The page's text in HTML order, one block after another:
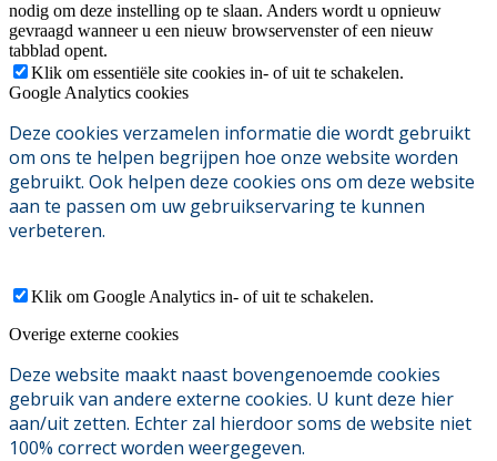
nodig om deze instelling op te slaan. Anders wordt u opnieuw
gevraagd wanneer u een nieuw browservenster of een nieuw
tabblad opent.
Klik om essentiële site cookies in- of uit te schakelen.
Google Analytics cookies
Deze cookies verzamelen informatie die wordt gebruikt
om ons te helpen begrijpen hoe onze website worden
gebruikt. Ook helpen deze cookies ons om deze website
aan te passen om uw gebruikservaring te kunnen
verbeteren.
Klik om Google Analytics in- of uit te schakelen.
Overige externe cookies
Deze website maakt naast bovengenoemde cookies
gebruik van andere externe cookies. U kunt deze hier
aan/uit zetten. Echter zal hierdoor soms de website niet
100% correct worden weergegeven.